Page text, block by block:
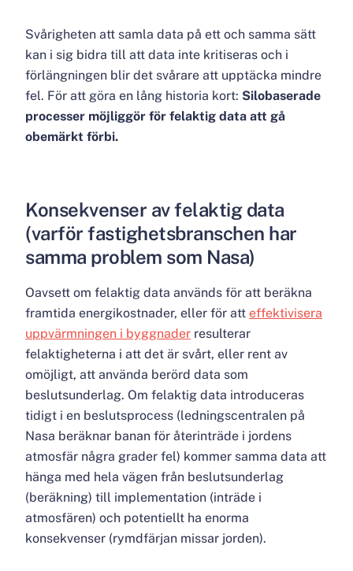
Svårigheten att samla data på ett och samma sätt
kan i sig bidra till att data inte kritiseras och i
förlängningen blir det svårare att upptäcka mindre
fel. För att göra en lång historia kort: Silobaserade
processer möjliggör för felaktig data att gå
obemärkt förbi.
Konsekvenser av felaktig data
(varför fastighetsbranschen har
samma problem som Nasa)
Oavsett om felaktig data används för att beräkna
framtida energikostnader, eller för att effektivisera
uppvärmningen i byggnader resulterar
felaktigheterna i att det är svårt, eller rent av
omöjligt, att använda berörd data som
beslutsunderlag. Om felaktig data introduceras
tidigt i en beslutsprocess (ledningscentralen på
Nasa beräknar banan för återinträde i jordens
atmosfär några grader fel) kommer samma data att
hänga med hela vägen från beslutsunderlag
(beräkning) till implementation (inträde i
atmosfären) och potentiellt ha enorma
konsekvenser (rymdfärjan missar jorden).